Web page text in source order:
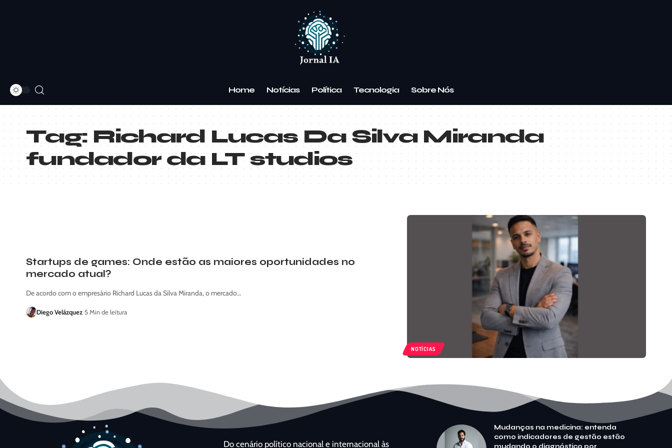
Home Notícias Política Tecnologia Sobre Nós
Tag: Richard Lucas Da Silva Miranda
fundador da LT studios
NOTÍCIAS
Startups de games: Onde estão as maiores oportunidades no
mercado atual?
De acordo com o empresário Richard Lucas da Silva Miranda, o mercado…
Diego Velázquez 5 Min de leitura
Do cenário político nacional e internacional às
Mudanças na medicina: entenda
como indicadores de gestão estão